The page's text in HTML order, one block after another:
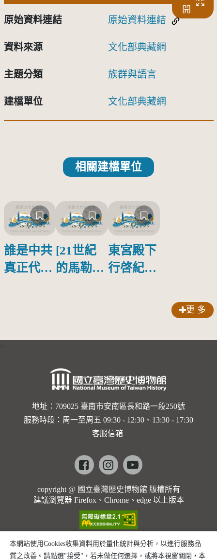
開
原始資料連結 原始資料連結
資料來源 文化部典藏網
主題分類 族群與語言
建檔單位 文化部典藏網
相關建檔單位
誰是中共
真正代言
[21世紀
的馬勒、
的依戀—
勒大地之
歌]【對
世界與生
命的依戀
馬勒大地
之歌】
東宮殿下
行啓紀念
更 多
地址：709025 臺南市安南區長和路一段250號
服務時段：周一至周五 09:30 - 12:30、13:30 - 17:30
客服信箱
Facebookinstagramyoutube
copyright @ 國立臺灣歷史博物館 版權所有
建議瀏覽器 Firefox、Chrome、edge 以上版本
本網站使用Cookies收集資料用於量化統計與分析，以進行服務品
質之改善。請點選"接受"，若未做任何選擇，或將本視窗關閉，本